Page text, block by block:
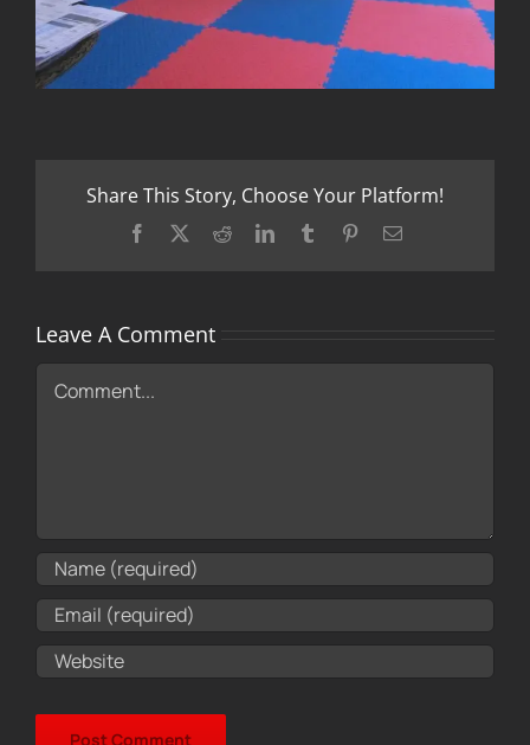
Share This Story, Choose Your Platform!
Facebook RedditLinkedInTumblr PinterestEmail
Leave A Comment
Comment